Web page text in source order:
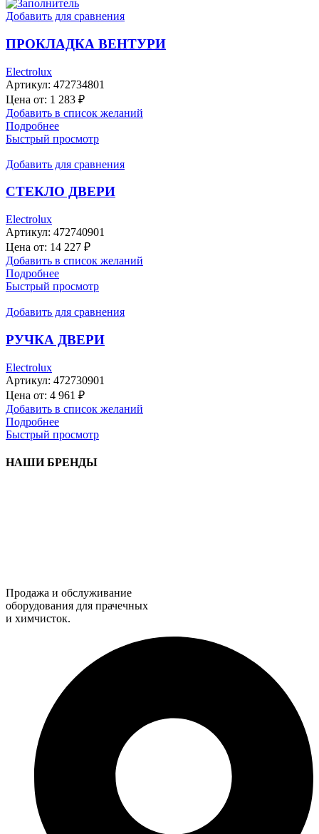
Добавить для сравнения
ПРОКЛАДКА ВЕНТУРИ
Electrolux
Артикул: 472734801
Цена от: 1 283 ₽
Добавить в список желаний
Подробнее
Быстрый просмотр
Добавить для сравнения
СТЕКЛО ДВЕРИ
Electrolux
Артикул: 472740901
Цена от: 14 227 ₽
Добавить в список желаний
Подробнее
Быстрый просмотр
Добавить для сравнения
РУЧКА ДВЕРИ
Electrolux
Артикул: 472730901
Цена от: 4 961 ₽
Добавить в список желаний
Подробнее
Быстрый просмотр
НАШИ БРЕНДЫ
Продажа и обслуживание
оборудования для прачечных
и химчисток.